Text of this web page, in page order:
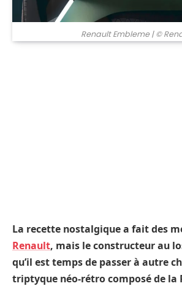
Renault Embleme| ©
La recette nostalgique a fait des
Renault, mais le constructeur au
qu’il est temps de passer à autre
triptyque néo-rétro composé de la